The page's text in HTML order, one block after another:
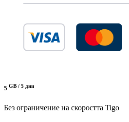
5 GB / 5 дни
Без ограничение на скоростта Tigo